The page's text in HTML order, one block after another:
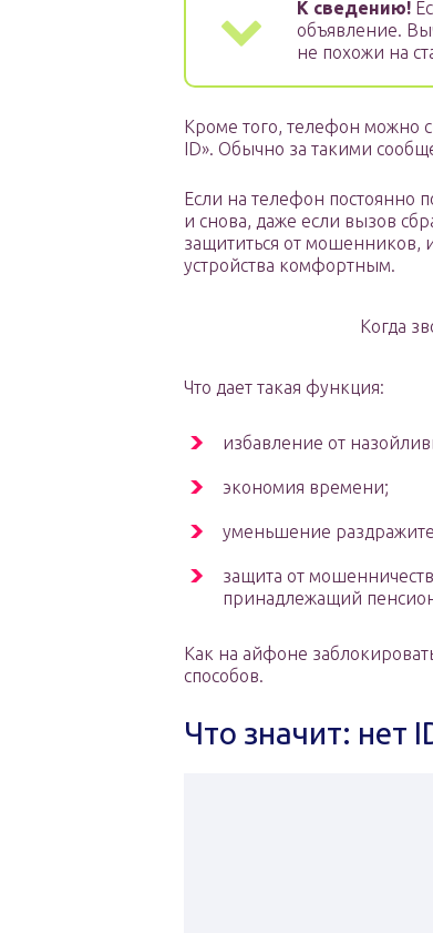
К сведению!
объявление.
не похожи на
Кроме того, телефон можно
ID». Обычно за такими
Если на телефон постоянно
и снова, даже если вызов
защититься от мошенников,
устройства комфортным.
Когда
Что дает такая функция:
избавление от
экономия времени;
уменьшение
защита от
принадлежащий
Как на айфоне
способов.
Что значит: нет